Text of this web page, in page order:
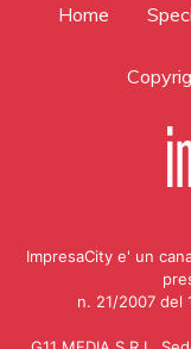
Home
ImpresaCity e' un
n. 21/2007 del